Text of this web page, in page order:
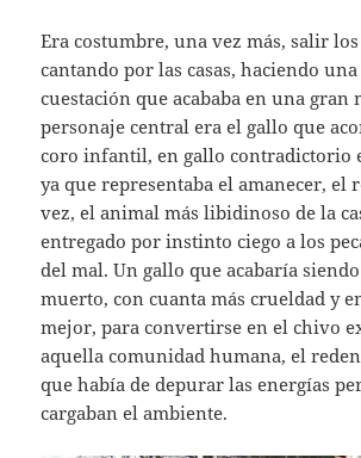
Era costumbre, una vez más, salir
cantando por las casas, haciendo
cuestación que acababa en una gran
personaje central era el gallo que
coro infantil, en gallo contradictorio
ya que representaba el amanecer, el
vez, el animal más libidinoso de la
entregado por instinto ciego a los
del mal. Un gallo que acabaría
muerto, con cuanta más crueldad y
mejor, para convertirse en el chivo
aquella comunidad humana, el
que había de depurar las energías
cargaban el ambiente.